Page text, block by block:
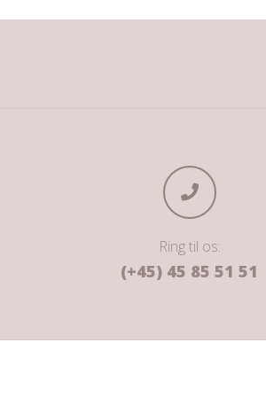
Ring til os:
(+45) 45 85 51 51